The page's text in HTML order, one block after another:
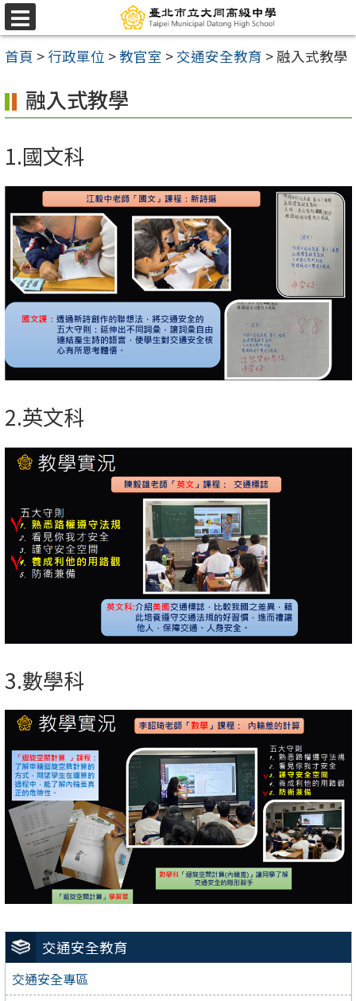
跳
至
主
內
區
選
單
首頁 > 行政單位 >教官室 > 交通安全教育 > 融入式教學
交通安全教育
交通安全專區
融入式教學
1.國文科
2.英文科
3.數學科